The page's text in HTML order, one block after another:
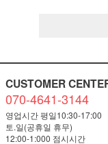
CUSTOMER
070-4641-3144
영업시간 평일10:30-17:00
토.일(공휴일 휴무)
12:00-1:000 점시시간